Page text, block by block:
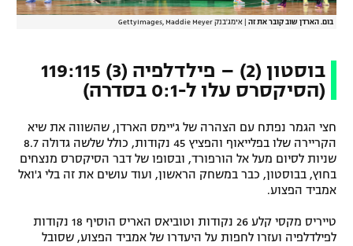
בום. הארדן שוב קובר את זה אימג'בנק GettyImages, Maddie Meyer
בוסטון (2) – פילדלפיה (3) 119:115
(הסיקסרס עלו ל-0:1 בסדרה)
חצי הגמר נפתח עם הצהרה של ג'יימס הארדן, שהשווה את שיא
הקריירה שלו בפלייאוף והפציץ 45 נקודות, כולל שלשה גדולה 8.7
שניות לסיום מעל אל הורפורד, ובסופו של דבר הסיקסרס מנצחים
בחוץ, בבוסטון, כבר במשחק הראשון, ועוד עושים את זה בלי ג'ואל
אמביד הפצוע.
טייריס מקסי קלע 26 נקודות וטוביאס האריס הוסיף 18 נקודות
לפילדלפיה ועזרו לחפות על היעדרו של אמביד הפצוע, שסובל